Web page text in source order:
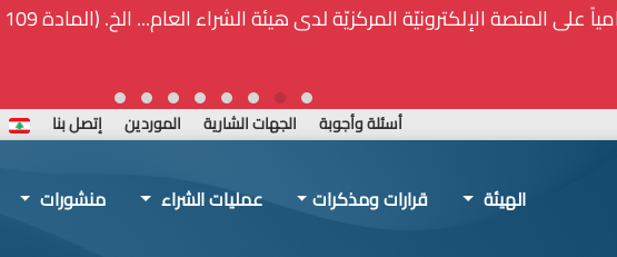
المنصة الإلكترونيّة المركزيّة لدى هيئة الشراء العام... الخ. (المادة 109 : الشفافية)
أسئلة وأجوبة الجهات الشارية الموردين إتصل بنا
الهيئة قرارات ومذكرات عمليات الشراء منشورات